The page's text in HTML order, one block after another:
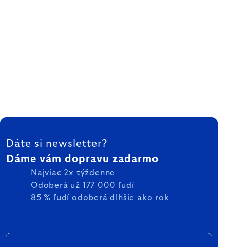
ZÁPÄTIE
Dáte si newsletter?
Dáme vám dopravu zadarmo
Najviac 2x týždenne
Odoberá už 177 000 ľudí
85 % ľudí odoberá dlhšie ako rok